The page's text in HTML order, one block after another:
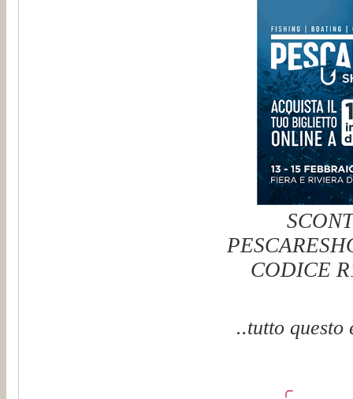
CODICE
..tutto questo